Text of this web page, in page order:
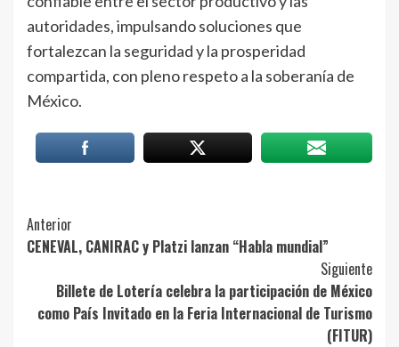
autoridades, impulsando soluciones que
fortalezcan la seguridad y la prosperidad
compartida, con pleno respeto a la soberanía de
México.
Post
Navigation
Anterior
CENEVAL, CANIRAC y Platzi lanzan “Habla mundial”
Siguiente
Billete de Lotería celebra la participación de México
como País Invitado en la Feria Internacional de Turismo
(FITUR)